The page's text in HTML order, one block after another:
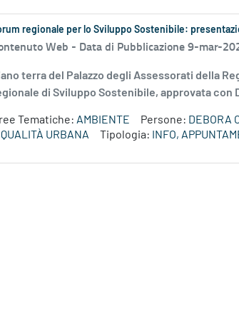
regionale per lo Sviluppo Sostenibile:
Web - Data di Pubblicazione 9-mar-
terra del Palazzo degli Assessorati della
di Sviluppo Sostenibile, approvata con
Tematiche: AMBIENTE Persone: DEBORA
QUALITÀ URBANA
Tipologia: INFO,